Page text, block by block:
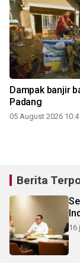
Dampak banjir
Padang
05 August 2026
Berita
16